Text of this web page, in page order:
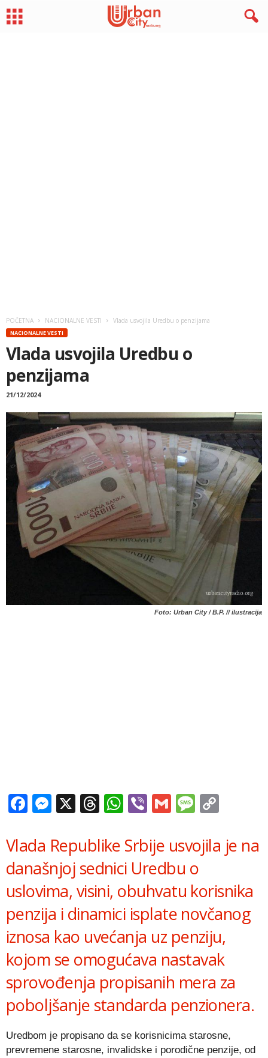
POČETNA NACIONALNE VESTI Vlada usvojila Uredbu o penzijama
NACIONALNE VESTI
Vlada usvojila Uredbu o
penzijama
21/12/2024
Foto: Urban City / B.P. // ilustracija
Facebook
Messenger
X Threads
WhatsApp
ViberGmail
Vlada Republike Srbije usvojila je na
današnjoj sednici Uredbu o
uslovima, visini, obuhvatu korisnika
penzija i dinamici isplate novčanog
iznosa kao uvećanja uz penziju,
kojom se omogućava nastavak
sprovođenja propisanih mera za
poboljšanje standarda penzionera.
Uredbom je propisano da se korisnicima starosne,
prevremene starosne, invalidske i porodične penzije, od